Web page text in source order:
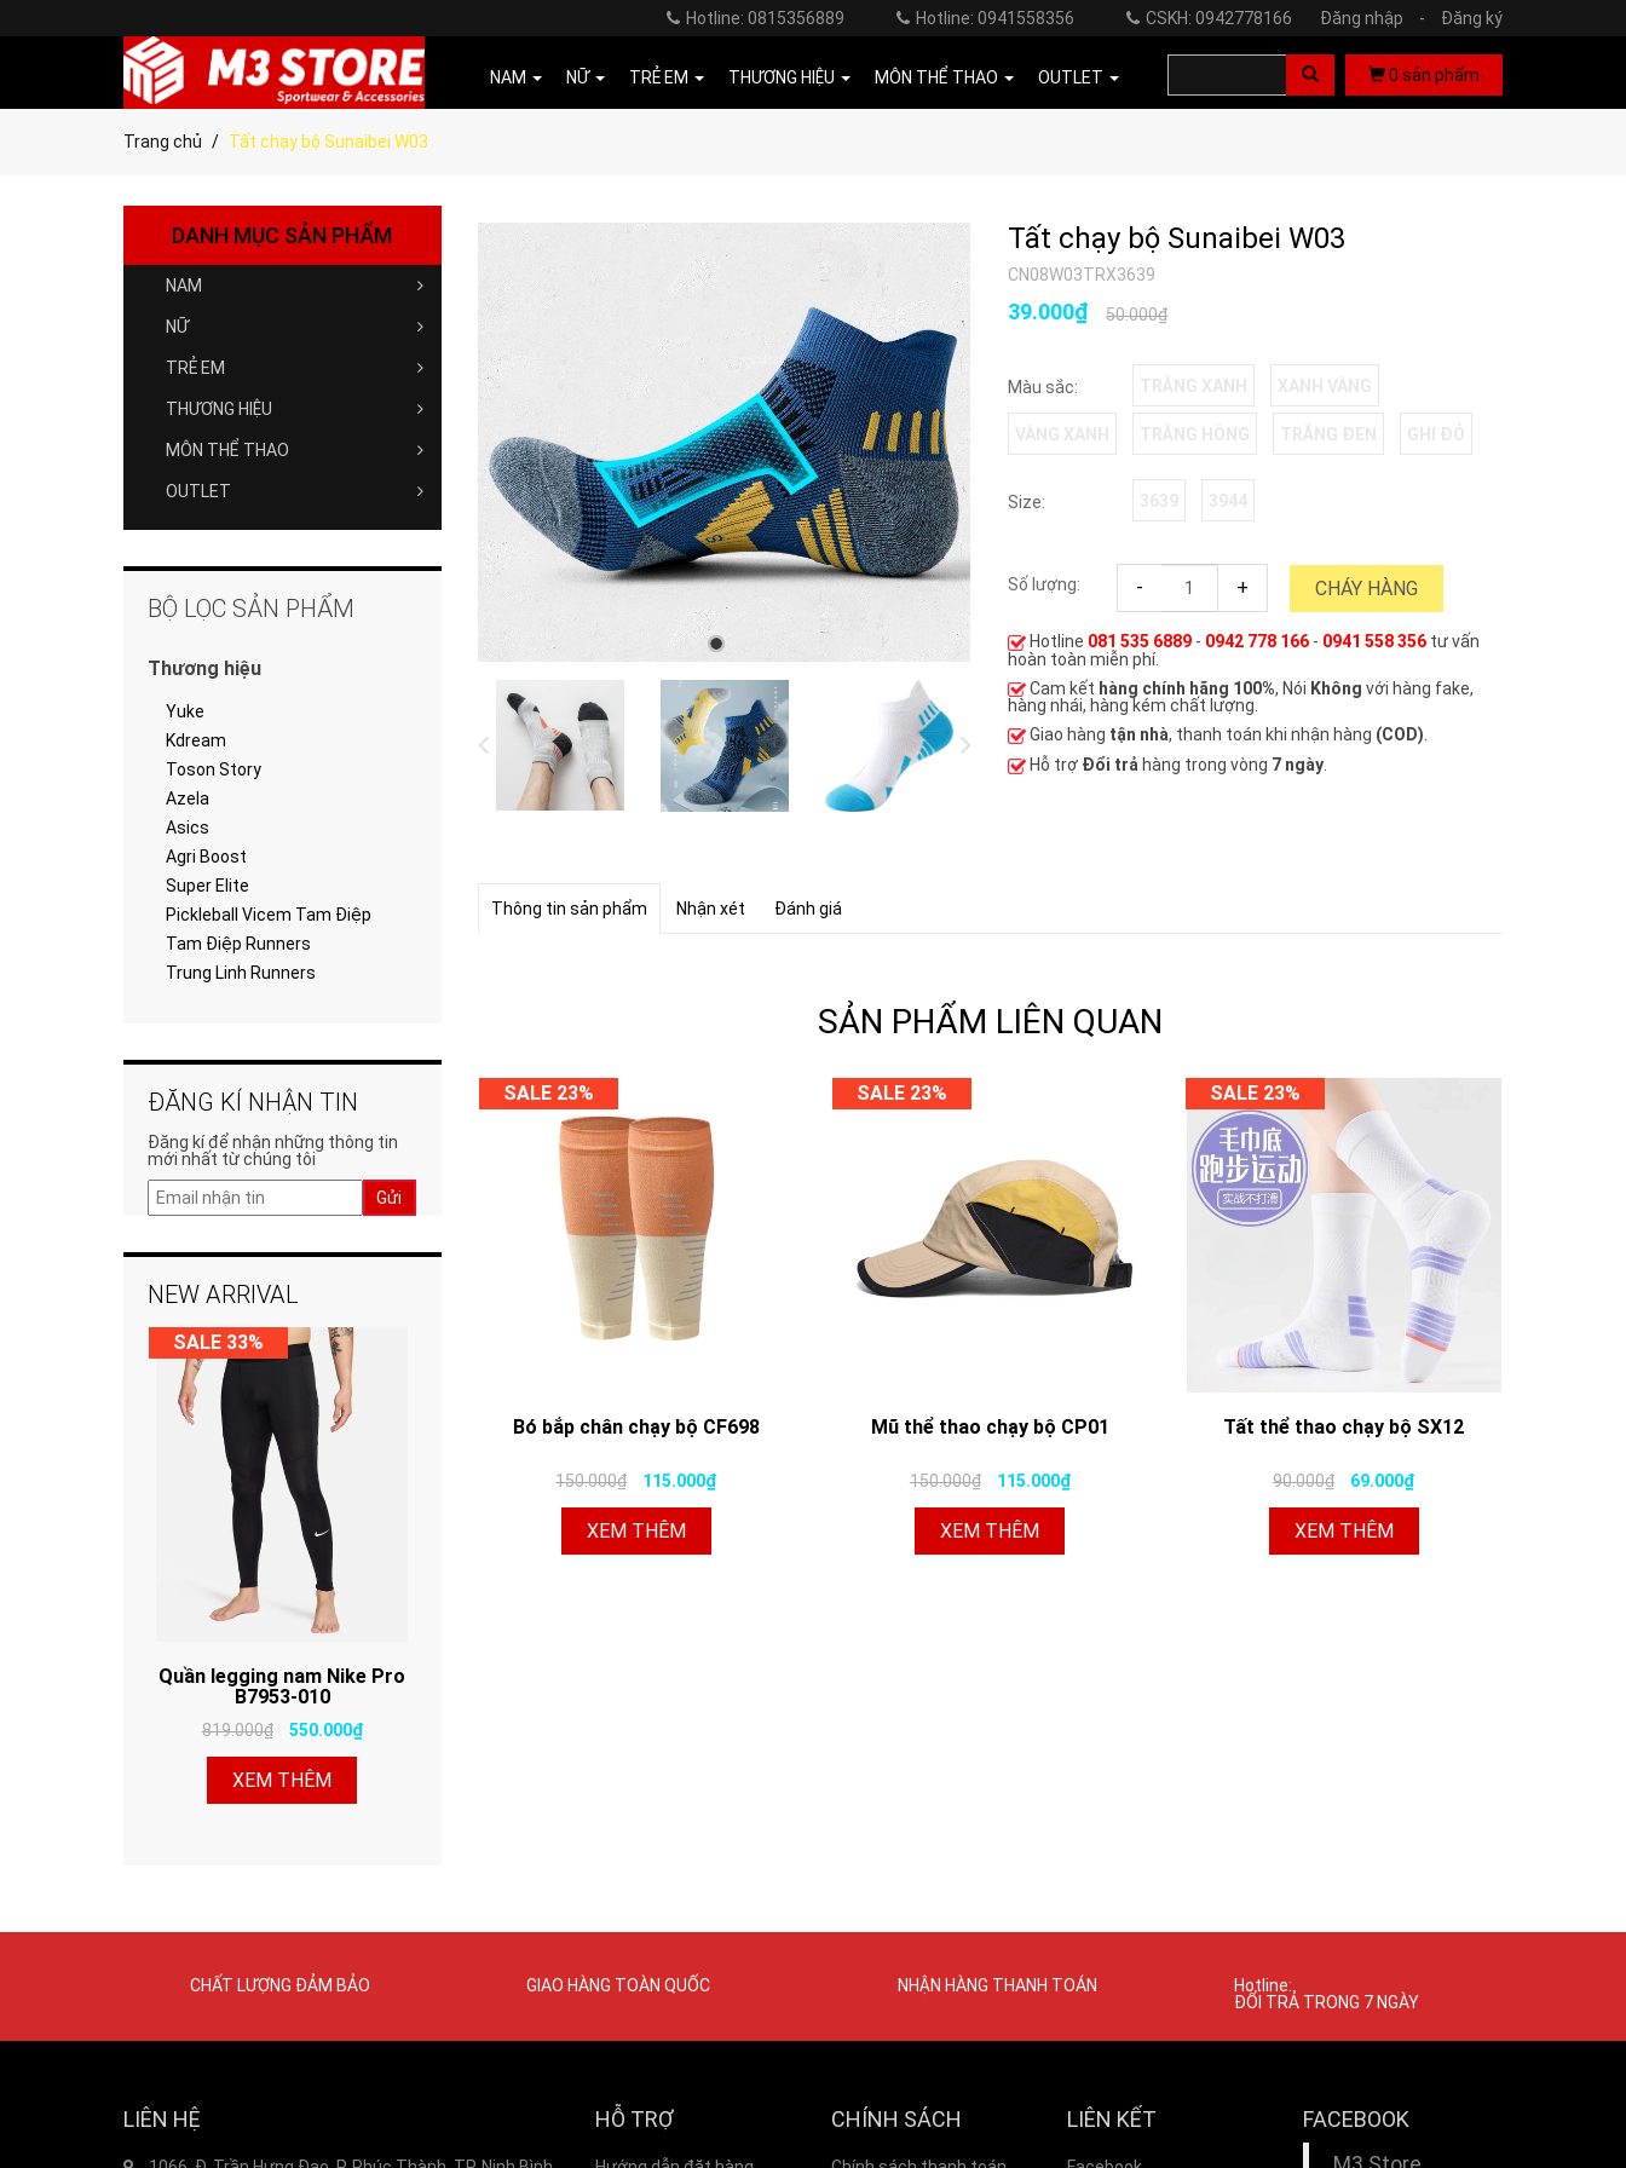
Hotline: 0815356889 Hotline: 0941558356 CSKH: 0942778166 Đăng nhập - Đăng ký
NAM NỮ TRẺ EM THƯƠNG HIỆU MÔN THỂ THAO OUTLET 0 sản phẩm
Trang chủ Tất chạy bộ Sunaibei W03
Tất chạy bộ Sunaibei W03
CN08W03TRX3639
50.000₫
39.000₫
Màu sắc:
Size:
Số lượng: - + CHÁY HÀNG
Hotline 081 535 6889 - 0942 778 166 - 0941 558 356 tư vấn
hoàn toàn miễn phí.
Cam kết hàng chính hãng 100%, Nói Không với hàng fake,
hàng nhái, hàng kém chất lượng.
Giao hàng tận nhà, thanh toán khi nhận hàng (COD).
Hỗ trợ Đổi trả hàng trong vòng 7 ngày
Thông tin sản phẩm Nhận xét Đánh giá
SẢN PHẨM LIÊN QUAN
SALE 23%
Bó bắp chân chạy bộ CF698
150.000₫ 115.000₫
XEM THÊM
SALE 23%
Mũ thể thao chạy bộ CP01
150.000₫ 115.000₫
XEM THÊM
SALE 23%
Tất thể thao chạy bộ SX12
90.000₫ 69.000₫
XEM THÊM
DANH MỤC SẢN PHẨM
NAM
NỮ
TRẺ EM
THƯƠNG HIỆU
MÔN THỂ THAO
OUTLET
BỘ LỌC SẢN PHẨM
Thương hiệu
Yuke
Kdream
Toson Story
Azela
Asics
Agri Boost
Super Elite
Pickleball Vicem Tam Điệp
Tam Điệp Runners
Trung Linh Runners
ĐĂNG KÍ NHẬN TIN
Đăng kí để nhận những thông tin
mới nhất từ chúng tôi
Gửi
NEW ARRIVAL
SALE 33%
Quần legging nam Nike Pro
B7953-010
819.000₫ 550.000₫
XEM THÊM
CHẤT LƯỢNG ĐẢM BẢO GIAO HÀNG TOÀN QUỐC NHẬN HÀNG THANH TOÁN
Hotline:
ĐỔI TRẢ TRONG 7 NGÀY
LIÊN HỆ HỖ TRỢ CHÍNH SÁCH LIÊN KẾT FACEBOOK